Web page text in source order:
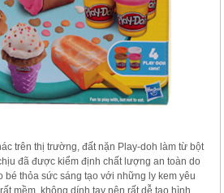
trên thị trường, đất nặn Play-doh làm từ bột
đã được kiểm định chất lượng an toàn do
bé thỏa sức sáng tạo với những ly kem yêu
mềm, không dính tay nên rất dễ tạo hình,